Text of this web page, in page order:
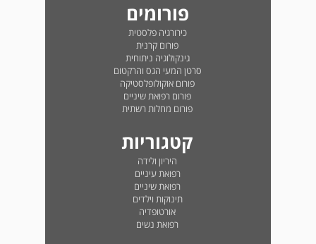
פורומים
כירורגיה פלסטית
פורום קרנית
גינקולוגיה ניתוחית
סרטן המעי הגס והרקטום
פורום אוקולופלסטיקה
פורום רפואת שיניים
פורום מחלות רשתית
קטגוריות
היריון ולידה
רפואת עיניים
רפואת שיניים
תינוקות וילדים
אורטופדיה
רפואת נשים